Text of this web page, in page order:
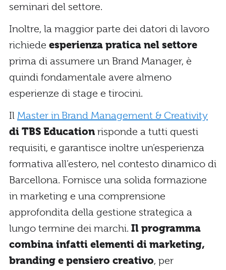
seminari del settore.
Inoltre, la maggior parte dei datori di lavoro
richiede esperienza pratica nel settore
prima di assumere un Brand Manager, è
quindi fondamentale avere almeno
esperienze di stage e tirocini.
Il Master in Brand Management & Creativity
di TBS Education risponde a tutti questi
requisiti, e garantisce inoltre un’esperienza
formativa all’estero, nel contesto dinamico di
Barcellona. Fornisce una solida formazione
in marketing e una comprensione
approfondita della gestione strategica a
lungo termine dei marchi. Il programma
combina infatti elementi di marketing,
branding e pensiero creativo, per